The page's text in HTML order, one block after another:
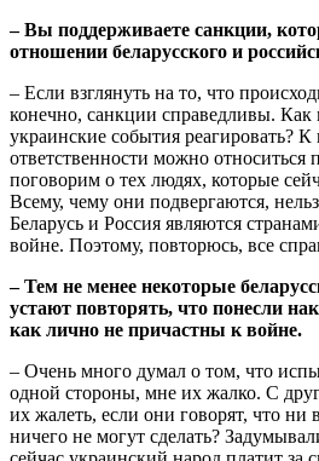
– Вы поддерживаете санкции,
отношении беларусского и
– Если взглянуть на то, что
конечно, санкции справедливы.
украинские события реагировать? К
ответственности можно относиться
поговорим о тех людях, которые
Всему, чему они подвергаются,
Беларусь и Россия являются
войне. Поэтому, повторюсь, все
– Тем не менее некоторые
устают повторять, что понесли
как лично не причастны к войне.
– Очень много думал о том, что
одной стороны, мне их жалко. С
их жалеть, если они говорят, что ни
ничего не могут сделать?